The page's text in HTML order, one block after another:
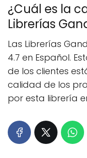
¿Cuál es la
Librerías
Las Librerías
4.7 en Español.
de los clientes
calidad de los
por esta librería